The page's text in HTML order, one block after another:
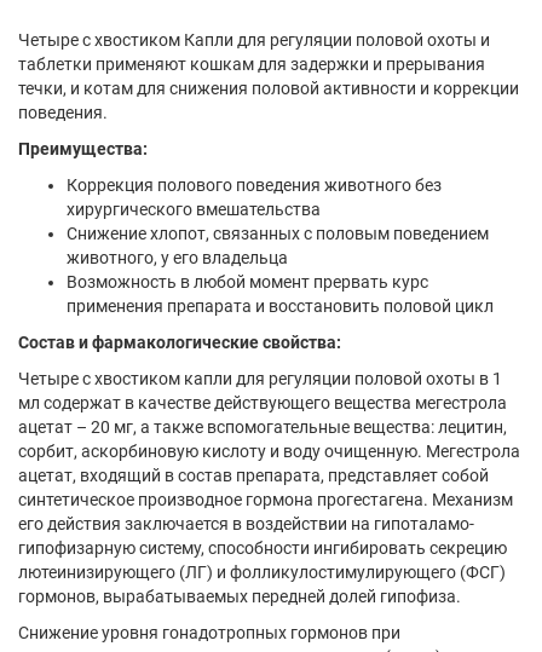
Четыре с хвостиком Капли для регуляции половой охоты и
таблетки применяют кошкам для задержки и прерывания
течки, и котам для снижения половой активности и коррекции
поведения.
Преимущества:
Коррекция полового поведения животного без
хирургического вмешательства
Снижение хлопот, связанных с половым поведением
животного, у его владельца
Возможность в любой момент прервать курс
применения препарата и восстановить половой цикл
Состав и фармакологические свойства:
Четыре с хвостиком капли для регуляции половой охоты в 1
мл содержат в качестве действующего вещества мегестрола
ацетат – 20 мг, а также вспомогательные вещества: лецитин,
сорбит, аскорбиновую кислоту и воду очищенную. Мегестрола
ацетат, входящий в состав препарата, представляет собой
синтетическое производное гормона прогестагена. Механизм
его действия заключается в воздействии на гипоталамо-
гипофизарную систему, способности ингибировать секрецию
лютеинизирующего (ЛГ) и фолликулостимулирующего (ФСГ)
гормонов, вырабатываемых передней долей гипофиза.
Снижение уровня гонадотропных гормонов при